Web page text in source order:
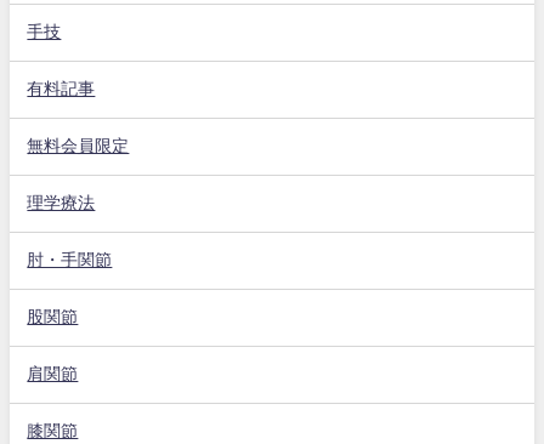
手技
有料記事
無料会員限定
理学療法
肘・手関節
股関節
肩関節
膝関節